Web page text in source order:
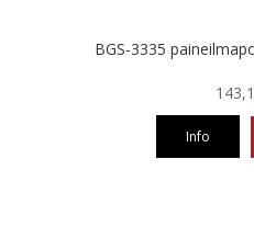
BGS-3335
Info